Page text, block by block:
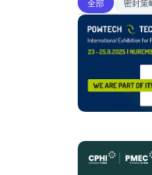
全部 密封策